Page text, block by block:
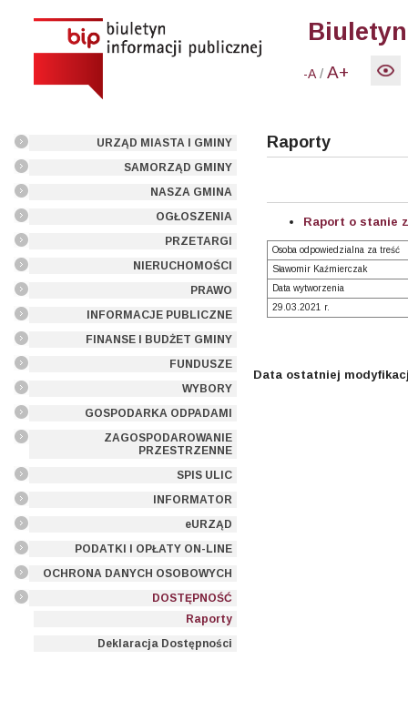
-A /A+
URZĄD MIASTA I GMINY
SAMORZĄD GMINY
NASZA GMINA
OGŁOSZENIA
PRZETARGI
NIERUCHOMOŚCI
PRAWO
INFORMACJE PUBLICZNE
FINANSE I BUDŻET GMINY
FUNDUSZE
WYBORY
GOSPODARKA ODPADAMI
ZAGOSPODAROWANIE
PRZESTRZENNE
SPIS ULIC
INFORMATOR
eURZĄD
PODATKI I OPŁATY ON-LINE
OCHRONA DANYCH OSOBOWYCH
DOSTĘPNOŚĆ
Raporty
Deklaracja Dostępności
Raporty
Raport o stanie
Osoba odpowiedzialna za treść
Sławomir Kaźmierczak
Data wytworzenia
29.03.2021 r.
Data ostatniej